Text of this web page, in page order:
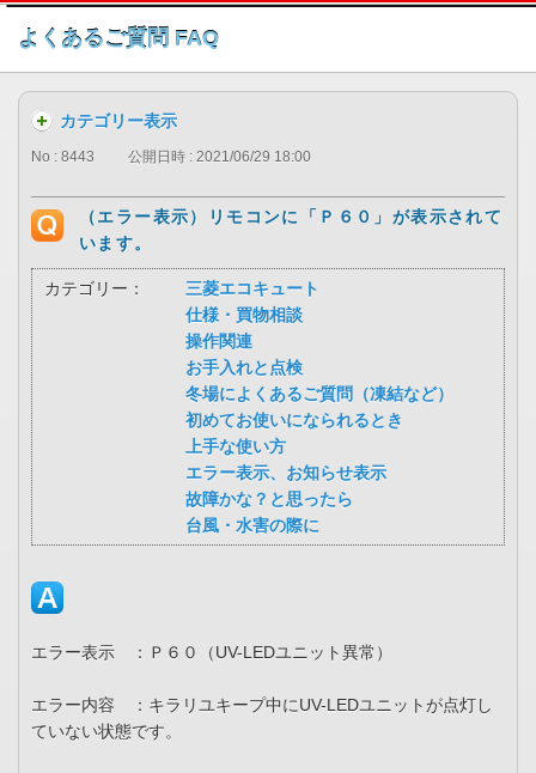
このページの本文へ
よくあるご質問 FAQ
カテゴリー表示
No : 8443 公開日時 : 2021/06/29 18:00
（エラー表示）リモコンに「Ｐ６０」が表示されて
います。
カテゴリー：
三菱エコキュート
仕様・買物相談
操作関連
お手入れと点検
冬場によくあるご質問（凍結など）
初めてお使いになられるとき
上手な使い方
エラー表示、お知らせ表示
故障かな？と思ったら
台風・水害の際に
エラー表示 ：Ｐ６０（UV-LEDユニット異常）
エラー内容 ：キラリユキープ中にUV-LEDユニットが点灯し
ていない状態です。